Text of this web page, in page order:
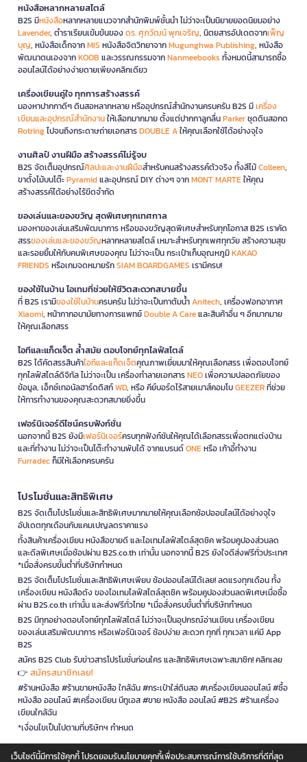
หนังสือหลากหลายสไตล์
B2S มีหนังสือหลากหลายแนวจากสำนักพิมพ์ชั้นนำ ไม่ว่าจะเป็นนิยายยอดนิยมอย่าง
Lavender, ตำราเรียนเข้มข้นของดร. ศุภวัฒน์ พุกเจริญ, นิตยสารอัปเดตจากเพ็ญ
บุญ, หนังสือเด็กจากMIS หนังสือจิตวิทยาจากMugunghwa Publishing, หนังสือ
พัฒนาตนเองจากKOOB และวรรณกรรมจากNanmeebooks ทั้งหมดนี้สามารถซื้อ
ออนไลน์ได้อย่างง่ายดายเพียงคลิกเดียว
เครื่องเขียนคู่ใจ ทุกการสร้างสรรค์
มองหาปากกาดีๆ ดินสอหลากหลาย หรืออุปกรณ์สำนักงานครบครัน B2S มีเครื่อง
เขียนและอุปกรณ์สำนักงานให้เลือกมากมาย ตั้งแต่ปากกาลูกลื่นParkerชุดดินสอกด
Rotringไปจนถึงกระดาษถ่ายเอกสารDOUBLE Aให้คุณเลือกใช้ได้อย่างจุใจ
งานศิลป์ งานฝีมือ สร้างสรรค์ไม่รู้จบ
B2S จัดเต็มอุปกรณ์ศิลปะและงานฝีมือสำหรับคนสร้างสรรค์ตัวจริง ทั้งสีไม้Colleen,
ขาตั้งไม้บนโต๊ะPyramidและอุปกรณ์ DIY ต่างๆ จากMONT MARTEให้คุณ
สร้างสรรค์ได้อย่างไร้ขีดจำกัด
ของเล่นและของขวัญ สุดพิเศษทุกเทศกาล
มองหาของเล่นเสริมพัฒนาการ หรือของขวัญสุดพิเศษสำหรับทุกโอกาส B2S เราคัด
สรรของเล่นและของขวัญหลากหลายสไตล์ เหมาะสำหรับทุกเพศทุกวัย สร้างความสุข
และรอยยิ้มให้กับคนพิเศษของคุณ ไม่ว่าจะเป็น กระเป๋าเก็บอุณหภูมิKAKAO
FRIENDS หรือเกมจดหมายรักSIAM BOARDGAMES เรามีครบ!
ของใช้ในบ้าน ไอเทมที่ช่วยให้ชีวิตสะดวกสบายขึ้น
ที่ B2S เรามีของใช้ในบ้านครบครัน ไม่ว่าจะเป็นกาต้มน้ำAnitech, เครื่องฟอกอากาศ
Xiaomi, หน้ากากอนามัยทางการแพทย์Double A Careและสินค้าอื่น ๆ อีกมากมาย
ให้คุณเลือกสรร
ไอทีและแก็ดเจ็ต ล้ำสมัย ตอบโจทย์ทุกไลฟ์สไตล์
B2S ได้คัดสรรสินค้าไอทีและแก็ดเจ็ตคุณภาพเยี่ยมมาให้คุณเลือกสรร เพื่อตอบโจทย์
ทุกไลฟ์สไตล์ดิจิทัล ไม่ว่าจะเป็น เครื่องทำลายเอกสารNEOเพื่อความปลอดภัยของ
ข้อมูล, เอ็กซ์เทอนัลฮาร์ดดิสก์WD, หรือ คีย์บอร์ดไร้สายเมาส์คอมโบGEEZERที่ช่วย
ให้การทำงานของคุณสะดวกสบายยิ่งขึ้น
เฟอร์นิเจอร์ดีไซน์ครบฟังก์ชั่น
นอกจากนี้ B2S ยังมีเฟอร์นิเจอร์ครบทุกฟังก์ชันให้คุณได้เลือกสรรเพื่อตกแต่งบ้าน
และที่ทำงาน ไม่ว่าจะเป็นโต๊ะทำงานพับได้ จากแบรนด์ONEหรือ เก้าอี้ทำงาน
Furradecก็มีให้เลือกครบครัน
โปรโมชั่นและสิทธิพิเศษ
B2S จัดเต็มโปรโมชั่นและสิทธิพิเศษมากมายให้คุณเลือกช้อปออนไลน์ได้อย่างจุใจ
อัปเดตทุกเดือนกับแคมเปญลดราคาแรง
ทั้งสินค้าเครื่องเขียน หนังสือขายดี และไอเทมไลฟ์สไตล์สุดชิค พร้อมคูปองส่วนลด
และดีลพิเศษเมื่อช้อปผ่าน B2S.co.th เท่านั้น นอกจากนี้ B2S ยังใจดีส่งฟรีทั่วประเทศ
*เมื่อสั่งครบขั้นต่ำที่บริษัทกำหนด
B2S จัดเต็มโปรโมชั่นและสิทธิพิเศษเพียบ ช้อปออนไลน์ได้เลย! ลดแรงทุกเดือน ทั้ง
เครื่องเขียน หนังสือดัง ของไอเทมไลฟ์สไตล์สุดชิค พร้อมคูปองส่วนลดพิเศษเมื่อซื้อ
ผ่าน B2S.co.th เท่านั้น และส่งฟรีทั่วไทย *เมื่อสั่งครบขั้นต่ำที่บริษัทกำหนด
B2S มีทุกอย่างตอบโจทย์ทุกไลฟ์สไตล์ ไม่ว่าจะเป็นอุปกรณ์อ่านเขียน เครื่องเขียน
ของเล่นเสริมพัฒนาการ หรือเฟอร์นิเจอร์ ช้อปง่าย สะดวก ทุกที่ ทุกเวลา แค่มี App
B2S
สมัคร B2S Club รับข่าวสารโปรโมชั่นก่อนใคร และสิทธิพิเศษเฉพาะสมาชิก! คลิกเลย
👉 สมัครสมาชิกเลย!
#ร้านหนังสือ #ร้านขายหนังสือ ใกล้ฉัน #กระเป๋าใส่ดินสอ #เครื่องเขียนออนไลน์ #ซื้อ
หนังสือ ออนไลน์ #เครื่องเขียน บีทูเอส #ขาย หนังสือ ออนไลน์ #B2S #ร้านเครื่อง
เขียนใกล้ฉัน
*เงื่อนไขเป็นไปตามที่บริษัทฯ กำหนด
เว็บไซต์นี้มีการใช้คุกกี้ โปรดยอมรับนโยบายคุกกี้เพื่อประสบการณ์การใช้บริการที่ดีที่สุด